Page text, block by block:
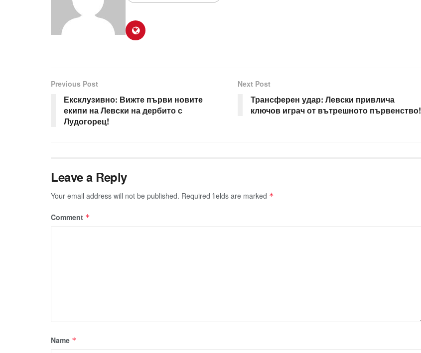
Previous Post
Ексклузивно: Вижте първи новите
екипи на Левски на дербито с
Лудогорец!
Next Post
Трансферен удар: Левски привлича
ключов играч от вътрешното първенство!
Leave a Reply
Your email address will not be published. Required fields are marked *
Comment *
Name *